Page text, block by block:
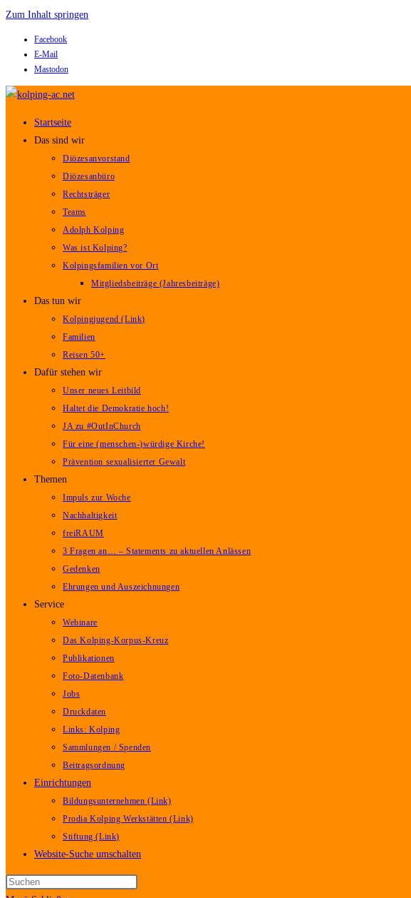
Zum Inhalt springen
Facebook
E-Mail
Mastodon
Startseite
Das sind wir
Diözesanvorstand
Diözesanbüro
Rechtsträger
Teams
Adolph Kolping
Was ist Kolping?
Kolpingsfamilien vor Ort
Mitgliedsbeiträge (Jahresbeiträge)
Das tun wir
Kolpingjugend (Link)
Familien
Reisen 50+
Dafür stehen wir
Unser neues Leitbild
Haltet die Demokratie hoch!
JA zu #OutInChurch
Für eine (menschen-)würdige Kirche!
Prävention sexualisierter Gewalt
Themen
Impuls zur Woche
Nachhaltigkeit
freiRAUM
3 Fragen an… – Statements zu aktuellen Anlässen
Gedenken
Ehrungen und Auszeichnungen
Service
Webinare
Das Kolping-Korpus-Kreuz
Publikationen
Foto-Datenbank
Jobs
Druckdaten
Links: Kolping
Sammlungen / Spenden
Beitragsordnung
Einrichtungen
Bildungsunternehmen (Link)
Prodia Kolping Werkstätten (Link)
Stiftung (Link)
Website-Suche umschalten